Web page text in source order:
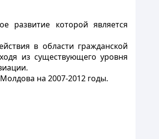
развитие которой является
в области гражданской
из существующего уровня
на 2007-2012 годы.